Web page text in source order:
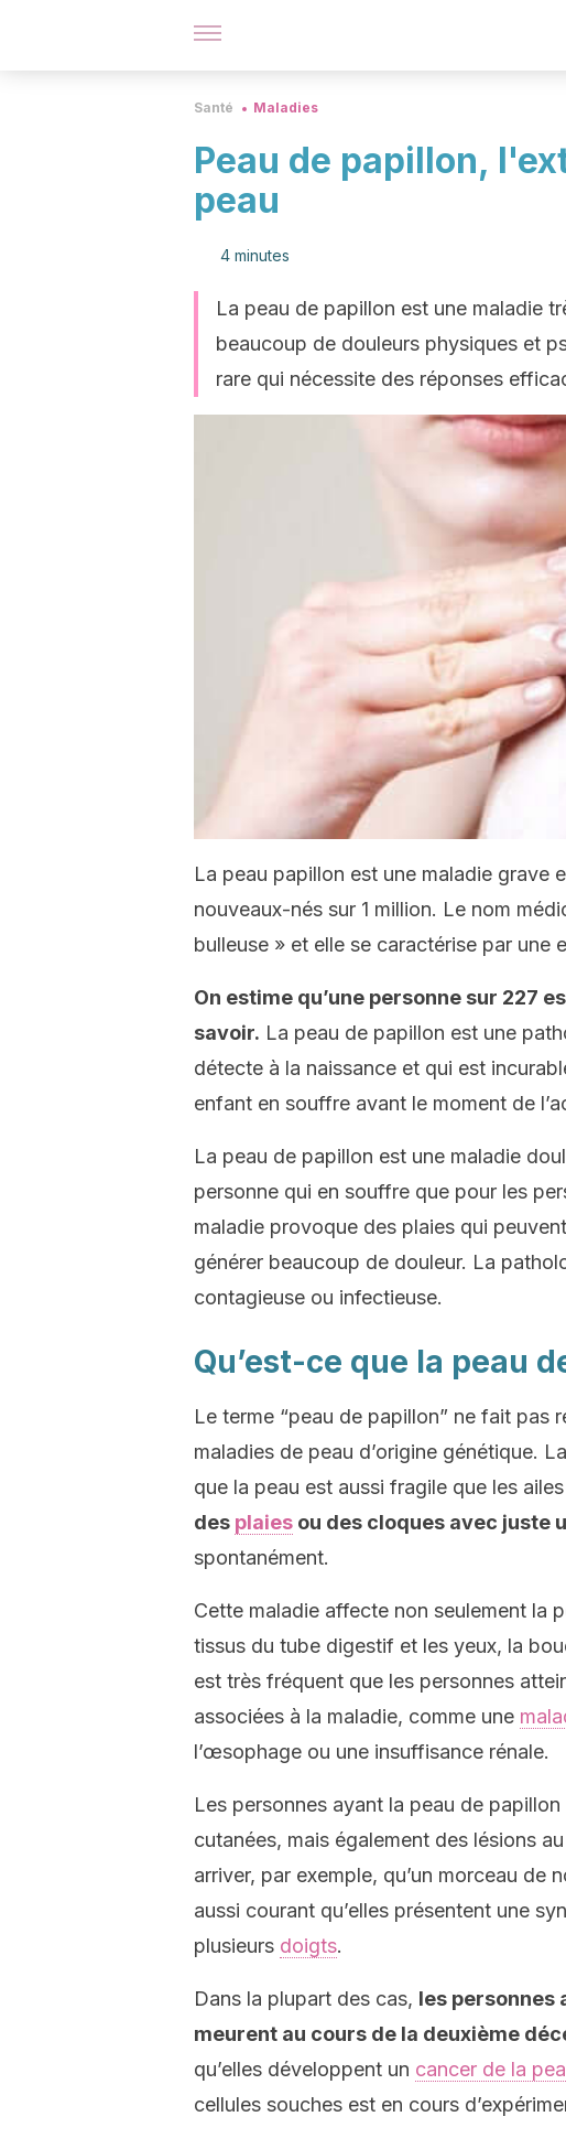
Santé Maladies
Peau de papillon,
peau
4 minutes
La peau de papillon est une maladie
beaucoup de douleurs physiques et
rare qui nécessite des réponses
La peau papillon est une maladie grave
nouveaux-nés sur 1 million. Le nom
bulleuse » et elle se caractérise par une
On estime qu’une personne sur 227
savoir. La peau de papillon est une
détecte à la naissance et qui est
enfant en souffre avant le moment de
La peau de papillon est une maladie
personne qui en souffre que pour les
maladie provoque des plaies qui
générer beaucoup de douleur. La
contagieuse ou infectieuse.
Qu’est-ce que la peau
Le terme “peau de papillon” ne fait pas
maladies de peau d’origine génétique.
que la peau est aussi fragile que les ailes
des plaies ou des cloques avec juste
spontanément.
Cette maladie affecte non seulement la
tissus du tube digestif et les yeux, la
est très fréquent que les personnes
associées à la maladie, comme une
l’œsophage ou une insuffisance rénale.
Les personnes ayant la peau de
cutanées, mais également des lésions
arriver, par exemple, qu’un morceau de
aussi courant qu’elles présentent une
plusieurs doigts.
Dans la plupart des cas, les personnes
meurent au cours de la deuxième
qu’elles développent un cancer de la
cellules souches est en cours